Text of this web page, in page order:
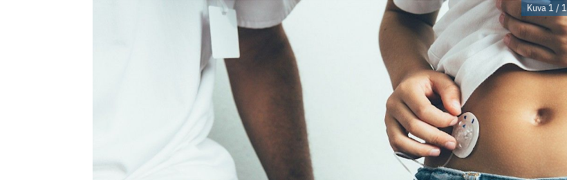
Kuva 1 / 1